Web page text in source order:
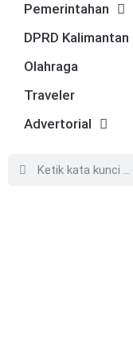
Pemerintahan
DPRD
Olahraga
Traveler
Advertorial